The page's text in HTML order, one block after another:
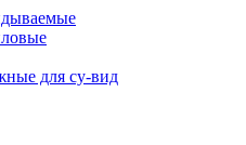
для су-вид